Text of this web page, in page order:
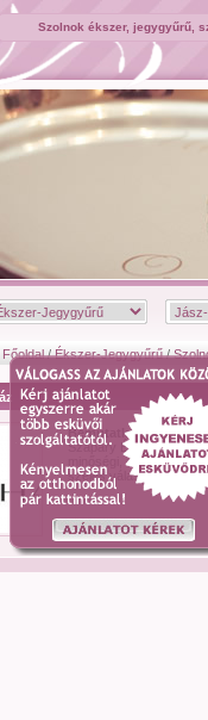
Szolnok ékszer, jegygyűrű,
Főoldal/Ékszer-Jegygyűrű/
Bemutatkozás:
Szapáry Ékszerház
minőségi, márkázott
széles választékáva...